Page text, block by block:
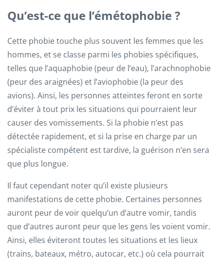
Qu’est-ce que l’émétophobie ?
Cette phobie touche plus souvent les femmes que les
hommes, et se classe parmi les phobies spécifiques,
telles que l’aquaphobie (peur de l’eau), l’arachnophobie
(peur des araignées) et l’aviophobie (la peur des
avions). Ainsi, les personnes atteintes feront en sorte
d’éviter à tout prix les situations qui pourraient leur
causer des vomissements. Si la phobie n’est pas
détectée rapidement, et si la prise en charge par un
spécialiste compétent est tardive, la guérison n’en sera
que plus longue.
Il faut cependant noter qu’il existe plusieurs
manifestations de cette phobie. Certaines personnes
auront peur de voir quelqu’un d’autre vomir, tandis
que d’autres auront peur que les gens les voient vomir.
Ainsi, elles éviteront toutes les situations et les lieux
(trains, bateaux, métro, autocar, etc.) où cela pourrait